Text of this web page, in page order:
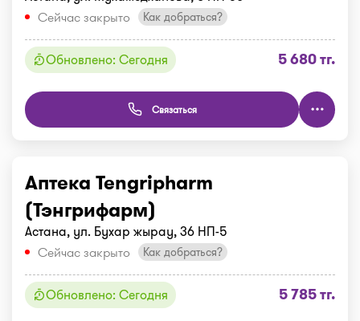
Сейчас закрыто
Как добраться?
Обновлено: Сегодня 5 680 тг.
Связаться
Аптека Tengripharm
(Тэнгрифарм)
Астана, ул. Бухар жырау, 36 НП-5
Сейчас закрыто
Как добраться?
Обновлено: Сегодня 5 785 тг.